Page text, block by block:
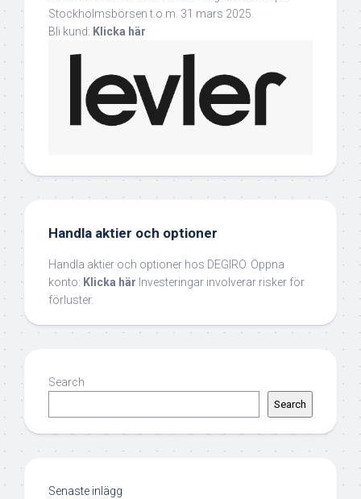
Stockholmsbörsen t.o.m. 31 mars 2025.
Bli kund: Klicka här
Handla aktier och optioner
Handla aktier och optioner hos DEGIRO. Öppna
konto: Klicka här Investeringar involverar risker för
förluster.
Search
Search
Senaste inlägg